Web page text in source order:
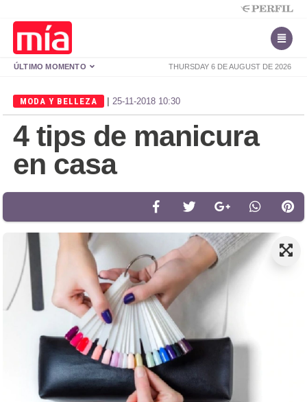
THURSDAY 6 DE AUGUST DE 2026
ÚLTIMO MOMENTO
MODA Y BELLEZA | 25-11-2018 10:30
4 tips de manicura
en casa